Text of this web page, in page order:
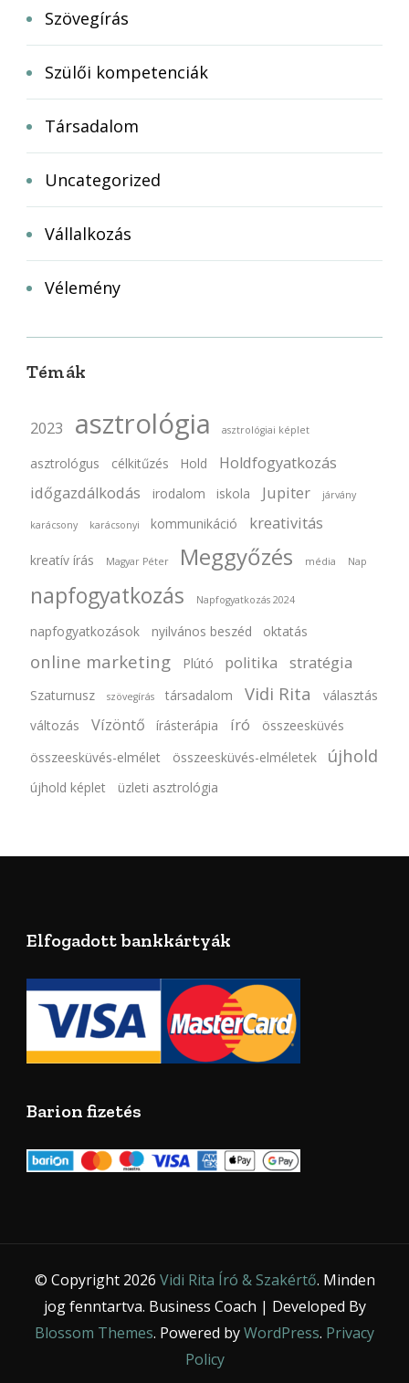
Szövegírás
Szülői kompetenciák
Társadalom
Uncategorized
Vállalkozás
Vélemény
Témák
2023 asztrológia asztrológiai képlet
asztrológus célkitűzés Hold
Holdfogyatkozás
időgazdálkodás
irodalom iskola Jupiter járvány
karácsony karácsonyi kommunikáció kreativitás
kreatív írás Magyar Péter Meggyőzés média Nap
napfogyatkozás Napfogyatkozás 2024
napfogyatkozások nyilvános beszéd oktatás
online marketing Plútó politika stratégia
Szaturnusz szövegírás társadalom Vidi Rita
választás
változás
Vízöntő írásterápia író
összeesküvés
összeesküvés-elmélet
összeesküvés-elméletek újhold
újhold képlet üzleti asztrológia
Elfogadott bankkártyák
Barion fizetés
© Copyright 2026 Vidi Rita Író & Szakértő. Minden
jog fenntartva. Business Coach | Developed By
Blossom Themes. Powered byWordPress. Privacy
Policy